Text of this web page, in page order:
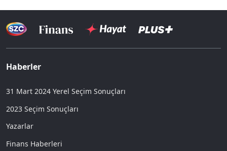
Haberler
31 Mart 2024 Yerel Seçim Sonuçları
2023 Seçim Sonuçları
Yazarlar
Finans Haberleri